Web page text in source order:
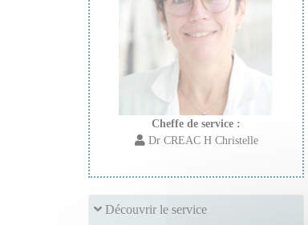
Cheffe de service :
Dr CREAC H Christelle
Découvrir le service